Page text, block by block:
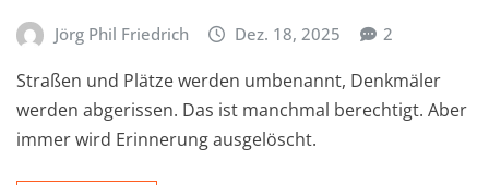
Jörg Phil Friedrich Dez. 18, 2025 2
Straßen und Plätze werden umbenannt, Denkmäler
werden abgerissen. Das ist manchmal berechtigt. Aber
immer wird Erinnerung ausgelöscht.